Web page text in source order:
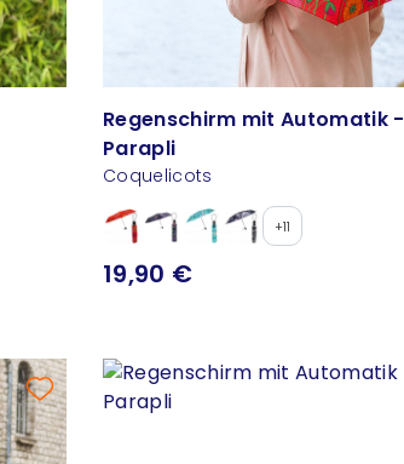
Regenschirm mit Automatik -
Parapli
Coquelicots
+11
19,90 €